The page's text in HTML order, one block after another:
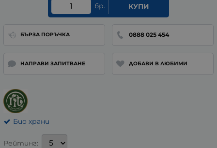
бр. КУПИ
БЪРЗА ПОРЪЧКА 0888 025 454
НАПРАВИ ЗАПИТВАНЕ ДОБАВИ В ЛЮБИМИ
Био храни
Рейтинг: